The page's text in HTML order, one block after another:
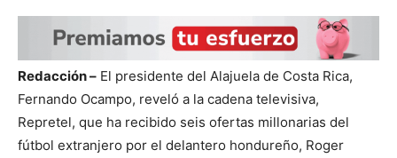
Redacción – El presidente del Alajuela de Costa Rica,
Fernando Ocampo, reveló a la cadena televisiva,
Repretel, que ha recibido seis ofertas millonarias del
fútbol extranjero por el delantero hondureño, Roger